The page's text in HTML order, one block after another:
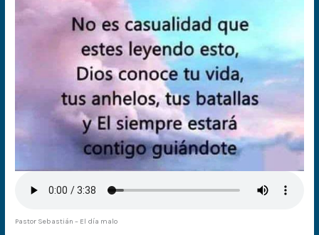
Pastor Sebastián – El día malo